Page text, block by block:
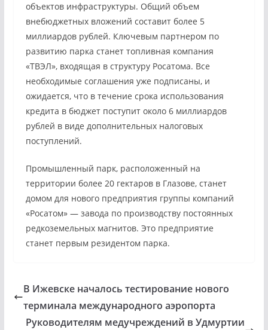
объектов инфраструктуры. Общий объем
внебюджетных вложений составит более 5
миллиардов рублей. Ключевым партнером по
развитию парка станет топливная компания
«ТВЭЛ», входящая в структуру Росатома. Все
необходимые соглашения уже подписаны, и
ожидается, что в течение срока использования
кредита в бюджет поступит около 6 миллиардов
рублей в виде дополнительных налоговых
поступлений.
Промышленный парк, расположенный на
территории более 20 гектаров в Глазове, станет
домом для нового предприятия группы компаний
«Росатом» — завода по производству постоянных
редкоземельных магнитов. Это предприятие
станет первым резидентом парка.
В Ижевске началось тестирование нового
терминала международного аэропорта
Руководителям медучреждений в Удмуртии